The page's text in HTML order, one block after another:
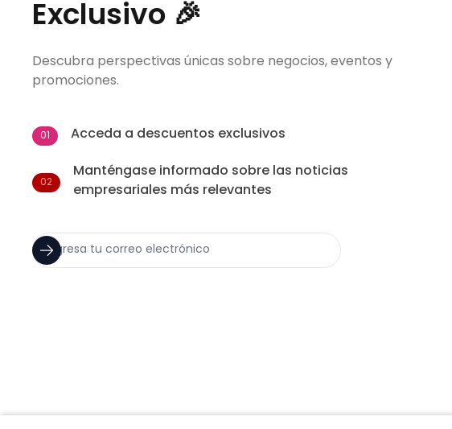
Exclusivo 🎉
Descubra perspectivas únicas sobre negocios, eventos y
promociones.
01 Acceda a descuentos exclusivos
02
Manténgase informado sobre las noticias
empresariales más relevantes